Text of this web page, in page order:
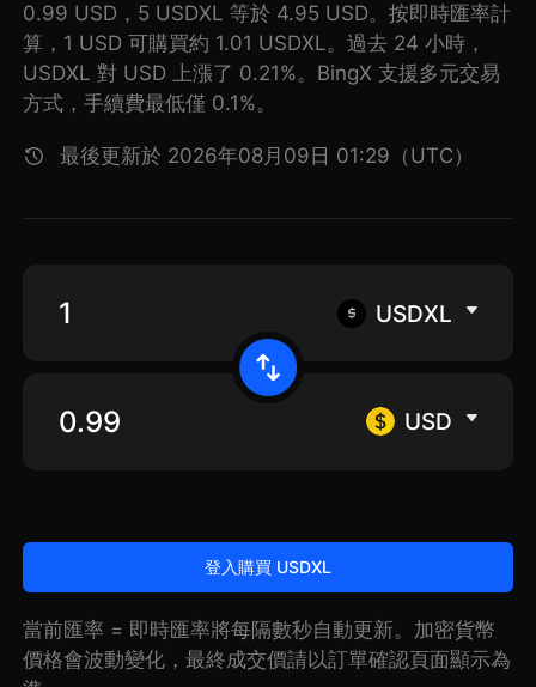
0.99 USD，5 USDXL 等於 4.95 USD。按即時匯率計
算，1 USD 可購買約 1.01 USDXL。過去 24 小時，
USDXL 對 USD 上漲了 0.21%。BingX 支援多元交易
方式，手續費最低僅 0.1%。
最後更新於 2026年08月09日 01:29（UTC）
USDXL
USD
登入購買 USDXL
當前匯率 = 即時匯率將每隔數秒自動更新。加密貨幣
價格會波動變化，最終成交價請以訂單確認頁面顯示為